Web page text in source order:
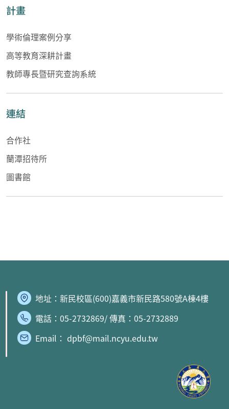
計畫
學術倫理案例分享
高等教育深耕計畫
教師專長暨研究查詢系統
連結
合作社
蘭潭招待所
圖書館
地址： 新民校區(600)嘉義市新民路580號A棟4樓
電話：05-2732869/ 傳真：05-2732889
Email： dpbf@mail.ncyu.edu.tw